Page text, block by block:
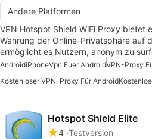
Andere Platformen
VPN Hotspot Shield WiFi Proxy bietet
Wahrung der Online-Privatsphäre auf
ermöglicht es Nutzern, anonym zu
AndroidiPhoneVpn Fuer AndroidVPN-Proxy
Kostenloser VPN-Proxy Für Android
Hotspot Shield Elite
4 Testversion